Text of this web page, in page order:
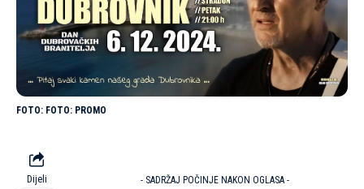
FOTO: PROMO
Dijeli - SADRŽAJ POČINJE NAKON OGLASA -